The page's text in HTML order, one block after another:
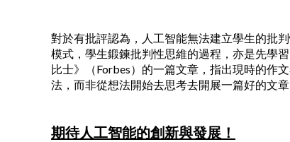
對於有批評認為，人工智能無法建立學生的批
模式，學生鍛鍊批判性思維的過程，亦是先學
比士》（Forbes）的一篇文章，指出現時的作
法，而非從想法開始去思考去開展一篇好的文章
期待人工智能的創新與發展！